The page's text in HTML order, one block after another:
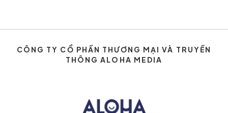
CÔNG TY CỔ PHẦN THƯƠNG MẠI VÀ TRUYỀN
THÔNG ALOHA MEDIA